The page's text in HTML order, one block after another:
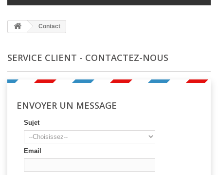
Contact
SERVICE CLIENT - CONTACTEZ-NOUS
ENVOYER UN MESSAGE
Sujet
Email